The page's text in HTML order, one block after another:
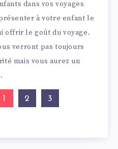
dans vos voyages
à votre enfant le
offrir le goût du voyage.
verront pas toujours
mais vous aurez un
1 2 3